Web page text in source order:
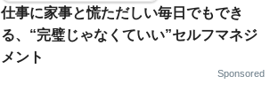
仕事に家事と慌ただしい毎日でもでき
る、“完璧じゃなくていい”セルフマネジ
メント
Sponsored